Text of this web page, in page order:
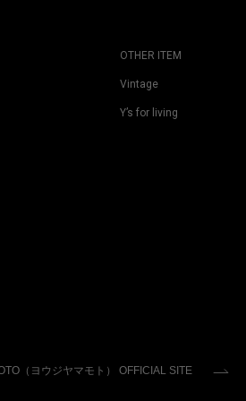
OTHER ITEM
Vintage
Y’s for living
（ヨウジヤマモト） OFFICIAL SITE